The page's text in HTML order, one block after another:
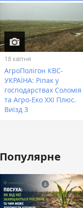
18 квітня
АгроПолігон КВС-
УКРАЇНА: Ріпак у
господарствах Соломія
та Агро-Еко XXI Плюс.
Виїзд 3
Популярне